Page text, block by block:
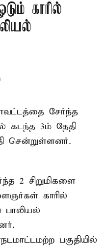
காரில்
சேர்ந்த
கடந்த 3ம் தேதி
சென்றுள்ளனர்.
2 சிறுமிகளை
காரில்
பாலியல்
பகுதியில்